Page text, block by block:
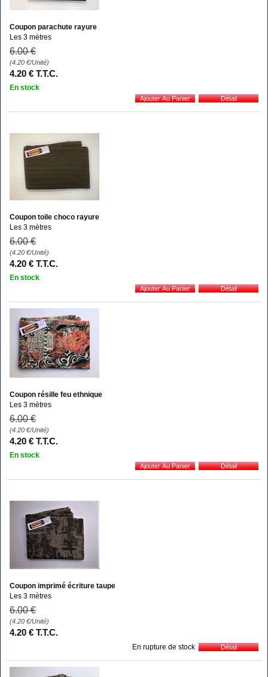
Coupon parachute rayure
Les 3 mètres
6.00 €
(4.20 €/Unité)
4.20 € T.T.C.
En stock
Coupon toile choco rayure
Les 3 mètres
6.00 €
(4.20 €/Unité)
4.20 € T.T.C.
En stock
Coupon résille feu ethnique
Les 3 mètres
6.00 €
(4.20 €/Unité)
4.20 € T.T.C.
En stock
Coupon imprimé écriture taupe
Les 3 mètres
6.00 €
(4.20 €/Unité)
4.20 € T.T.C.
En rupture de stock